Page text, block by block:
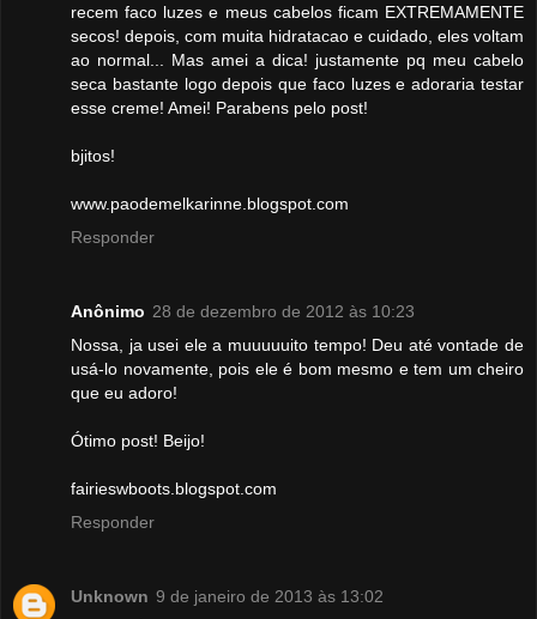
recem faco luzes e meus cabelos ficam EXTREMAMENTE
secos! depois, com muita hidratacao e cuidado, eles voltam
ao normal... Mas amei a dica! justamente pq meu cabelo
seca bastante logo depois que faco luzes e adoraria testar
esse creme! Amei! Parabens pelo post!
bjitos!
www.paodemelkarinne.blogspot.com
Responder
Anônimo 28 de dezembro de 2012 às 10:23
Nossa, ja usei ele a muuuuuito tempo! Deu até vontade de
usá-lo novamente, pois ele é bom mesmo e tem um cheiro
que eu adoro!
Ótimo post! Beijo!
fairieswboots.blogspot.com
Responder
Unknown 9 de janeiro de 2013 às 13:02